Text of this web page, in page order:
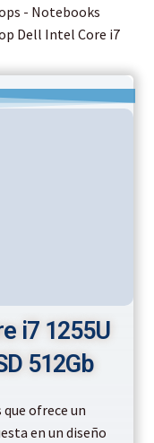
- Notebooks
Dell Intel Core i7
i7 1255U
512Gb
ofrece un
en un diseño